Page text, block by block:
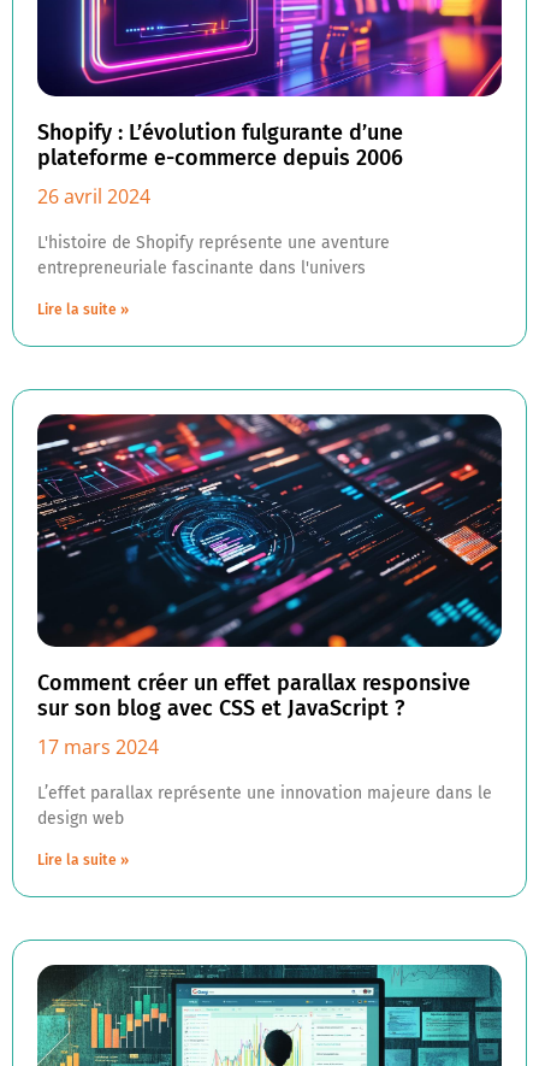
Shopify : L’évolution fulgurante d’une
plateforme e-commerce depuis 2006
26 avril 2024
L'histoire de Shopify représente une aventure
entrepreneuriale fascinante dans l'univers
Lire la suite »
Comment créer un effet parallax responsive
sur son blog avec CSS et JavaScript ?
17 mars 2024
L’effet parallax représente une innovation majeure dans le
design web
Lire la suite »